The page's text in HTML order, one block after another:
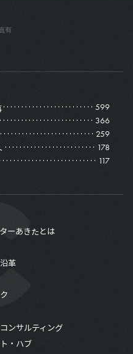
有
599
366
259
178
117
ーあきたとは
革
ンサルティング
・ハブ